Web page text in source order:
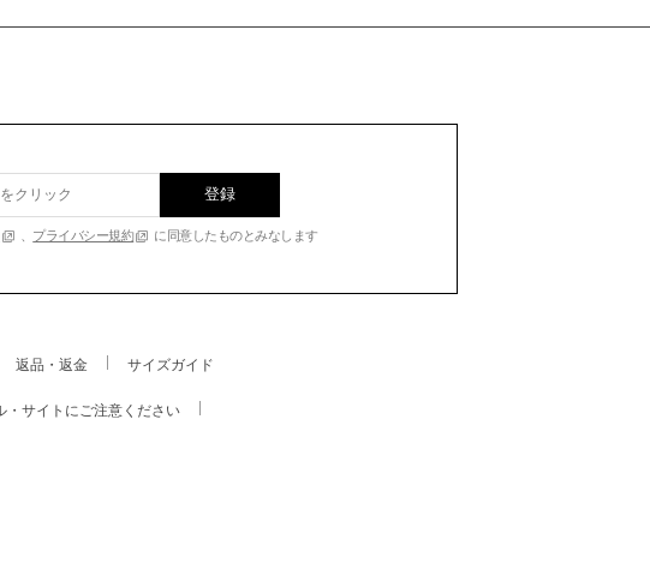
登録
、 プライバシー規約 に同意したものとみなします
返品・返金 サイズガイド
・サイトにご注意ください